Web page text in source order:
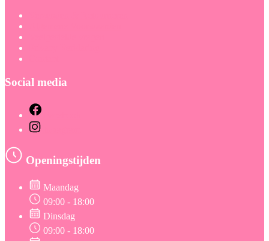
Social media
Openingstijden
Maandag
09:00 - 18:00
Dinsdag
09:00 - 18:00